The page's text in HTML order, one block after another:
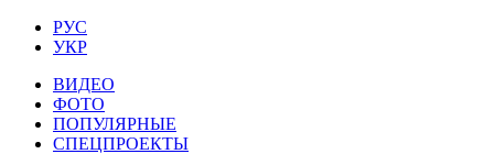
РУС
УКР
ВИДЕО
ФОТО
ПОПУЛЯРНЫЕ
СПЕЦПРОЕКТЫ